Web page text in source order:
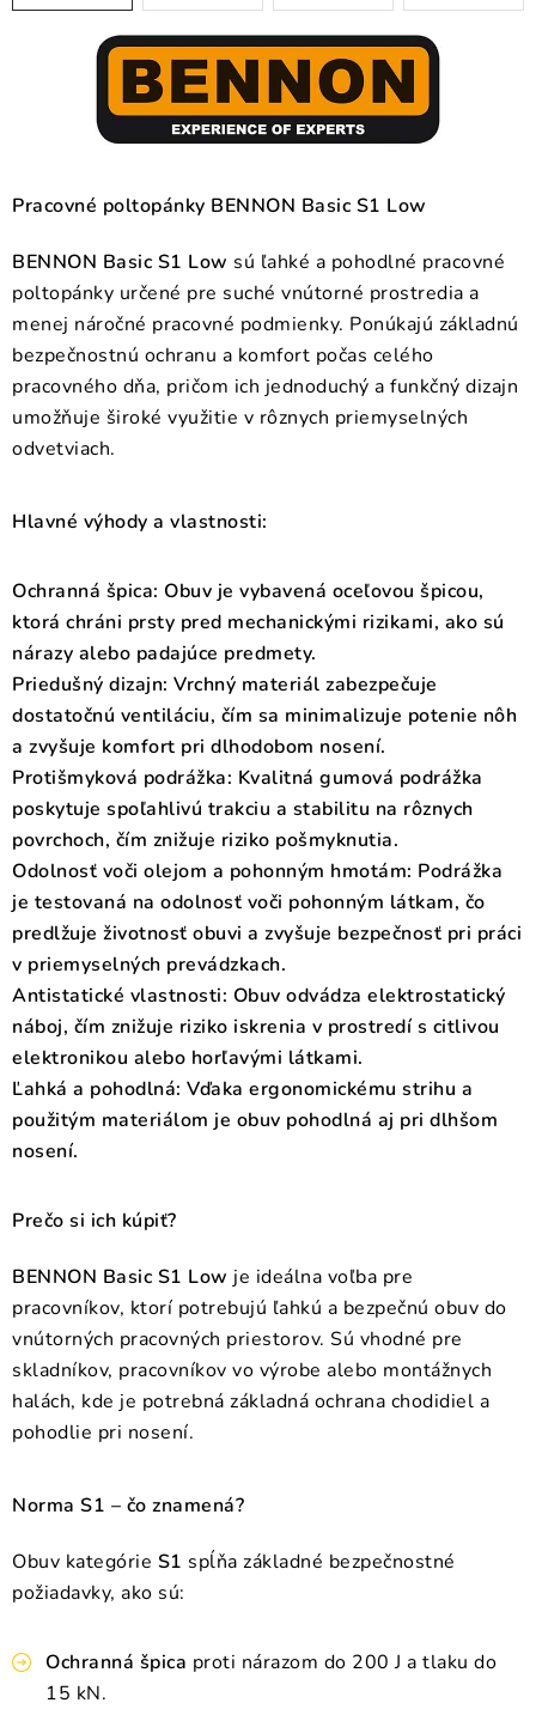
Často kladené otázky
INFORMÁCIE PRE ZÁKAZNÍKOV
Napíšte nám
Pracovné poltopánky BENNON Basic S1 Low
BENNON Basic S1 Low sú ľahké a pohodlné pracovné
poltopánky určené pre suché vnútorné prostredia a
menej náročné pracovné podmienky. Ponúkajú základnú
bezpečnostnú ochranu a komfort počas celého
pracovného dňa, pričom ich jednoduchý a funkčný dizajn
umožňuje široké využitie v rôznych priemyselných
odvetviach.
Hlavné výhody a vlastnosti:
Ochranná špica: Obuv je vybavená oceľovou špicou,
ktorá chráni prsty pred mechanickými rizikami, ako sú
nárazy alebo padajúce predmety.
Priedušný dizajn: Vrchný materiál zabezpečuje
dostatočnú ventiláciu, čím sa minimalizuje potenie nôh
a zvyšuje komfort pri dlhodobom nosení.
Protišmyková podrážka: Kvalitná gumová podrážka
poskytuje spoľahlivú trakciu a stabilitu na rôznych
povrchoch, čím znižuje riziko pošmyknutia.
Odolnosť voči olejom a pohonným hmotám: Podrážka
je testovaná na odolnosť voči pohonným látkam, čo
predlžuje životnosť obuvi a zvyšuje bezpečnosť pri práci
v priemyselných prevádzkach.
Antistatické vlastnosti: Obuv odvádza elektrostatický
náboj, čím znižuje riziko iskrenia v prostredí s citlivou
elektronikou alebo horľavými látkami.
Ľahká a pohodlná: Vďaka ergonomickému strihu a
použitým materiálom je obuv pohodlná aj pri dlhšom
nosení.
Prečo si ich kúpiť?
BENNON Basic S1 Low je ideálna voľba pre
pracovníkov, ktorí potrebujú ľahkú a bezpečnú obuv do
vnútorných pracovných priestorov. Sú vhodné pre
skladníkov, pracovníkov vo výrobe alebo montážnych
halách, kde je potrebná základná ochrana chodidiel a
pohodlie pri nosení.
Norma S1 – čo znamená?
Obuv kategórie S1 spĺňa základné bezpečnostné
požiadavky, ako sú:
Ochranná špica proti nárazom do 200 J a tlaku do
15 kN.